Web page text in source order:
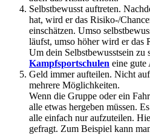
Selbstbewusst auftreten.
hat, wird er das Risiko-/
einschätzen. Umso
läufst, umso höher wird er das
Um dein Selbstbewusstsein zu
Kampfsportschulen eine gute
Geld immer aufteilen. Nicht
mehrere Möglichkeiten.
Wenn die Gruppe oder ein
alle etwas hergeben müssen.
alle einfach nur aufzuteilen.
gefragt. Zum Beispiel kann